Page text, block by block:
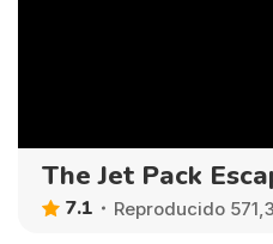
The Jet Pack
7.1 Reproducido